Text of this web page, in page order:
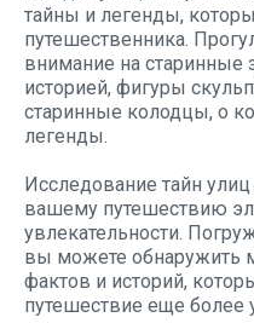
тайны и легенды,
путешественника.
внимание на старинные
историей, фигуры
старинные колодцы, о
легенды.
Исследование тайн
вашему путешествию
увлекательности.
вы можете обнаружить
фактов и историй,
путешествие еще более